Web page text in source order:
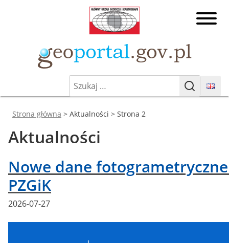
i
Kartografii
Geoportal.gov.pl
Geoportal Infrastruktury
Informacji Przestrzennej
Szukaj:
Szukaj
Jesteś tutaj:
Strona główna > Aktualności > Strona 2
Aktualności
Nowe dane
PZGiK
Posted
2026-07-27